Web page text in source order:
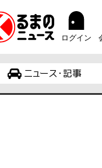
ログイン
ニュース・記事